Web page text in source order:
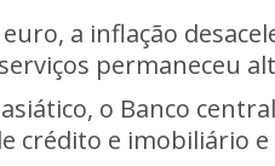
a inflação
permaneceu
o Banco
crédito e imobiliário